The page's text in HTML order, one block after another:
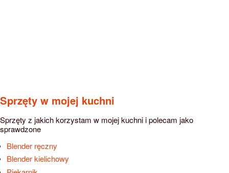
Sprzęty w mojej kuchni
Sprzęty z jakich korzystam w mojej kuchni i polecam jako
sprawdzone
Blender ręczny
Blender kielichowy